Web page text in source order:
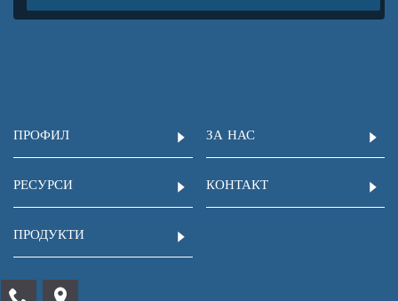
ПРОФИЛ ЗА НАС
РЕСУРСИ КОНТАКТ
ПРОДУКТИ